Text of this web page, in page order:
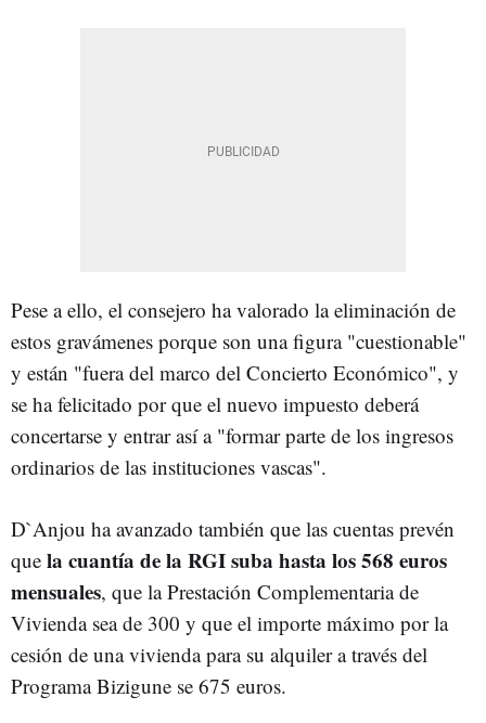
Pese a ello, el consejero ha valorado la eliminación de
estos gravámenes porque son una figura "cuestionable"
y están "fuera del marco del Concierto Económico", y
se ha felicitado por que el nuevo impuesto deberá
concertarse y entrar así a "formar parte de los ingresos
ordinarios de las instituciones vascas".
D`Anjou ha avanzado también que las cuentas prevén
que la cuantía de la RGI suba hasta los 568 euros
mensuales, que la Prestación Complementaria de
Vivienda sea de 300 y que el importe máximo por la
cesión de una vivienda para su alquiler a través del
Programa Bizigune se 675 euros.